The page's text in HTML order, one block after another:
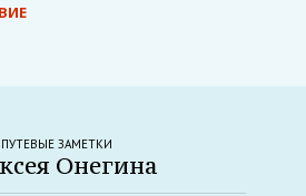
ПУТЕВЫЕ ЗАМЕТКИ
Онегина